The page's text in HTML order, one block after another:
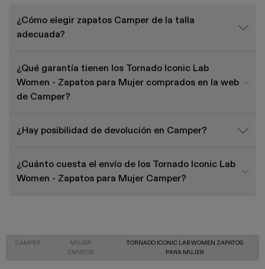
¿Cómo elegir zapatos Camper de la talla
adecuada?
¿Qué garantía tienen los Tornado Iconic Lab
Women - Zapatos para Mujer comprados en la web
de Camper?
¿Hay posibilidad de devolución en Camper?
¿Cuánto cuesta el envío de los Tornado Iconic Lab
Women - Zapatos para Mujer Camper?
CAMPER
MUJER
ZAPATOS
TORNADO ICONIC LAB WOMEN ZAPATOS
PARA MUJER